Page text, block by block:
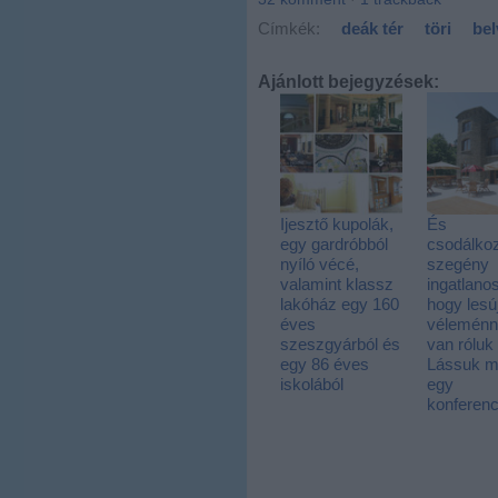
Címkék: deák tér töri
Ajánlott bejegyzések:
Ijesztő kupolák,
egy gardróbból
nyíló vécé,
valamint klassz
lakóház egy 160
éves
szeszgyárból és
egy 86 éves
iskolából
És
szegény
hogy
van róluk
Lássuk
egy